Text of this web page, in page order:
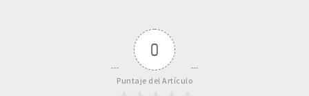
0
Puntaje del Artículo